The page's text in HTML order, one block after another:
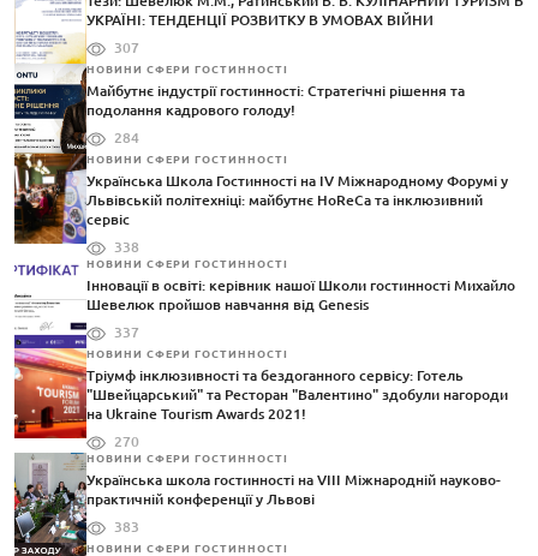
УКРАЇНІ: ТЕНДЕНЦІЇ РОЗВИТКУ В УМОВАХ ВІЙНИ
307
НОВИНИ СФЕРИ ГОСТИННОСТІ
Майбутнє індустрії гостинності: Стратегічні рішення та
подолання кадрового голоду!
284
НОВИНИ СФЕРИ ГОСТИННОСТІ
Українська Школа Гостинності на IV Міжнародному Форумі у
Львівській політехніці: майбутнє HoReCa та інклюзивний
сервіс
338
НОВИНИ СФЕРИ ГОСТИННОСТІ
Інновації в освіті: керівник нашої Школи гостинності Михайло
Шевелюк пройшов навчання від Genesis
337
НОВИНИ СФЕРИ ГОСТИННОСТІ
Тріумф інклюзивності та бездоганного сервісу: Готель
"Швейцарський" та Ресторан "Валентино" здобули нагороди
на Ukraine Tourism Awards 2021!
270
НОВИНИ СФЕРИ ГОСТИННОСТІ
Українська школа гостинності на VIII Міжнародній науково-
практичній конференції у Львові
383
НОВИНИ СФЕРИ ГОСТИННОСТІ